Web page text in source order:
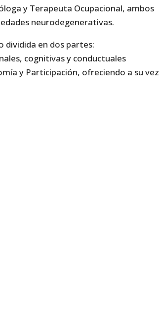
y Terapeuta Ocupacional, ambos
neurodegenerativas.
dividida en dos partes:
cognitivas y conductuales
y Participación, ofreciendo a su vez